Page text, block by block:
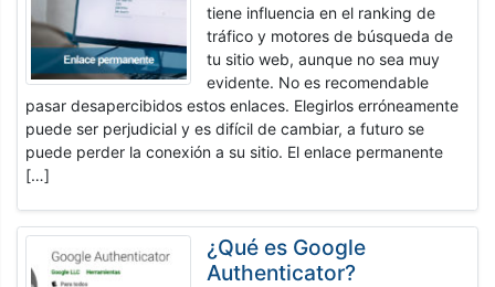
tiene influencia en el ranking de
tráfico y motores de búsqueda de
tu sitio web, aunque no sea muy
evidente. No es recomendable
pasar desapercibidos estos enlaces. Elegirlos erróneamente
puede ser perjudicial y es difícil de cambiar, a futuro se
puede perder la conexión a su sitio. El enlace permanente
[…]
¿Qué es Google
Authenticator?